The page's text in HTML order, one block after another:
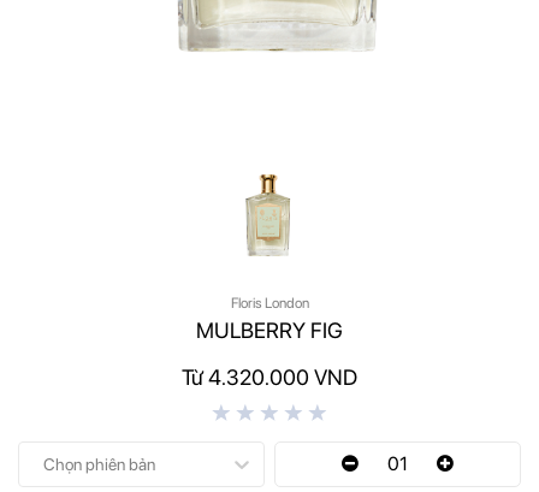
Floris London
MULBERRY FIG
Từ 4.320.000 VND
Chọn phiên bản 01